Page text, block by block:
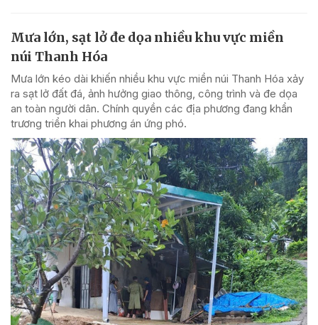
Mưa lớn, sạt lở đe dọa nhiều khu vực miền
núi Thanh Hóa
Mưa lớn kéo dài khiến nhiều khu vực miền núi Thanh Hóa xảy
ra sạt lở đất đá, ảnh hưởng giao thông, công trình và đe dọa
an toàn người dân. Chính quyền các địa phương đang khẩn
trương triển khai phương án ứng phó.